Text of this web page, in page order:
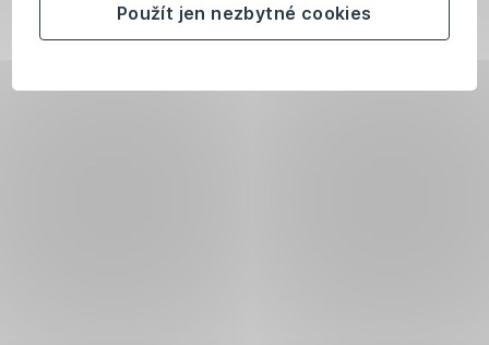
Použít jen nezbytné cookies